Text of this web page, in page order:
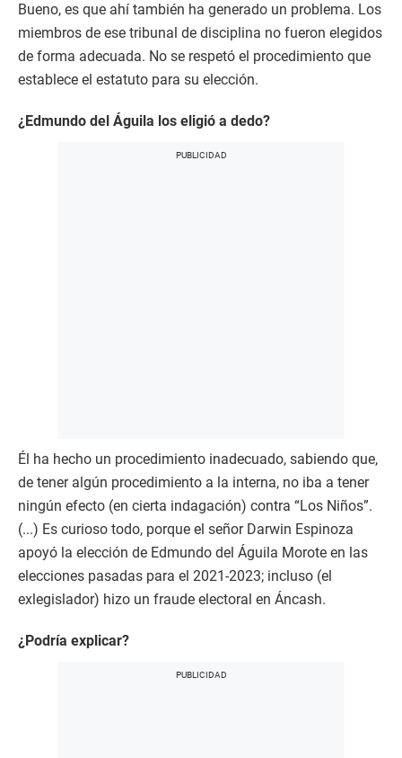
Bueno, es que ahí también ha generado un problema. Los
miembros de ese tribunal de disciplina no fueron elegidos
de forma adecuada. No se respetó el procedimiento que
establece el estatuto para su elección.
¿Edmundo del Águila los eligió a dedo?
Él ha hecho un procedimiento inadecuado, sabiendo que,
de tener algún procedimiento a la interna, no iba a tener
ningún efecto (en cierta indagación) contra “Los Niños”.
(...) Es curioso todo, porque el señor Darwin Espinoza
apoyó la elección de Edmundo del Águila Morote en las
elecciones pasadas para el 2021-2023; incluso (el
exlegislador) hizo un fraude electoral en Áncash.
¿Podría explicar?